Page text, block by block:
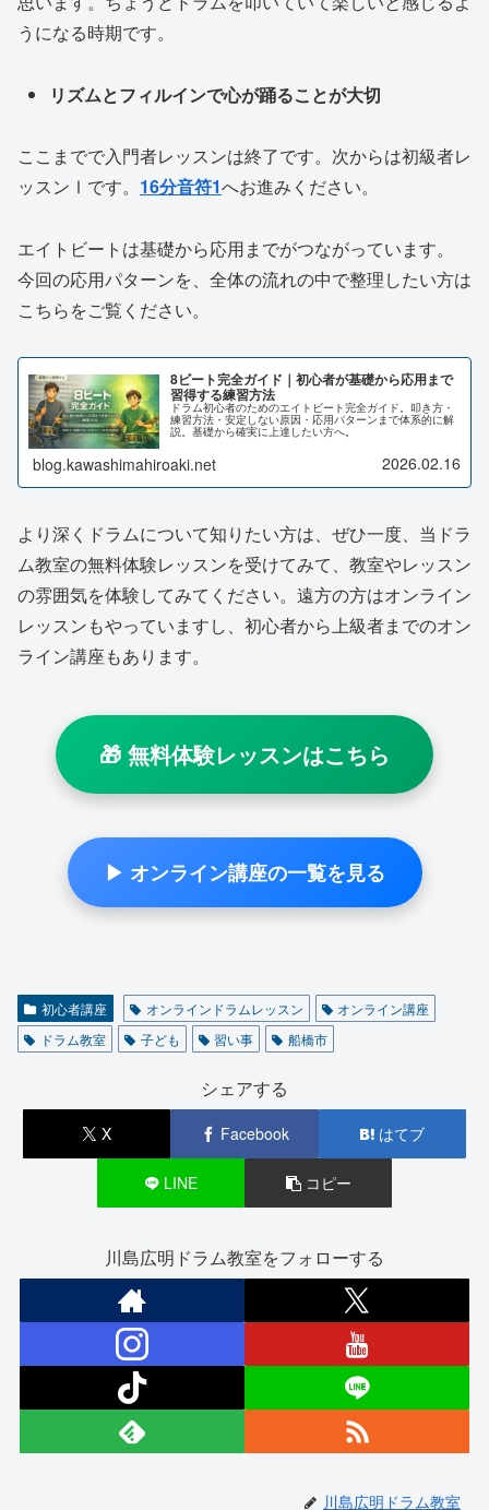
うになる時期です。
リズムとフィルインで心が踊ることが大切
ここまでで入門者レッスンは終了です。次からは初級者レ
ッスンⅠです。 16分音符1へお進みください。
エイトビートは基礎から応用までがつながっています。
今回の応用パターンを、全体の流れの中で整理したい方は
こちらをご覧ください。
8ビート完全ガイド｜初心者が基礎から応用まで
習得する練習方法
ドラム初心者のためのエイトビート完全ガイド。叩き方・
練習方法・安定しない原因・応用パターンまで体系的に解
説。基礎から確実に上達したい方へ。
blog.kawashimahiroaki.net 2026.02.16
より深くドラムについて知りたい方は、ぜひ一度、当ドラ
ム教室の無料体験レッスンを受けてみて、教室やレッスン
の雰囲気を体験してみてください。遠方の方はオンライン
レッスンもやっていますし、初心者から上級者までのオン
ライン講座もあります。
🎁 無料体験レッスンはこちら
▶ オンライン講座の一覧を見る
初心者講座 オンラインドラムレッスン
オンライン講座
ドラム教室
子ども 習い事 船橋市
シェアする
X Facebook はてブ
LINE コピー
川島広明ドラム教室をフォローする
川島広明ドラム教室